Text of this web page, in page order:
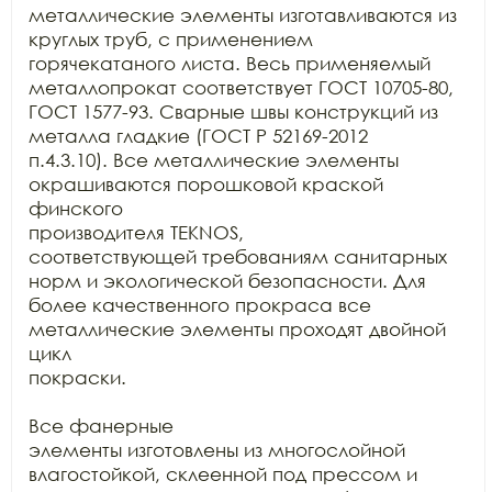
металлические элементы изготавливаются из
круглых труб, с применением
горячекатаного листа. Весь применяемый
металлопрокат соответствует ГОСТ 10705-80,
ГОСТ 1577-93. Сварные швы конструкций из
металла гладкие (ГОСТ Р 52169-2012
п.4.3.10). Все металлические элементы
окрашиваются порошковой краской
финского
производителя TEKNOS,
соответствующей требованиям санитарных
норм и экологической безопасности. Для
более качественного прокраса все
металлические элементы проходят двойной
цикл
покраски.
Все фанерные
элементы изготовлены из многослойной
влагостойкой, склеенной под прессом и